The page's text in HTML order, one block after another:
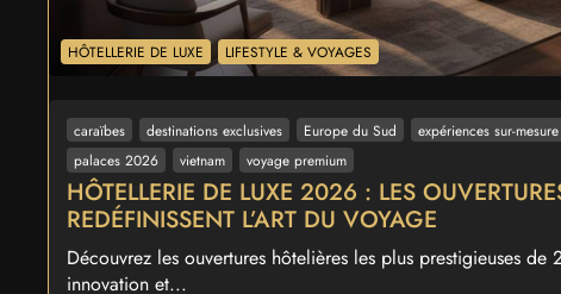
HÔTELLERIE DE LUXE LIFESTYLE & VOYAGES
caraïbes destinations exclusives Europe du Sud expériences sur-mesure
palaces 2026
vietnam voyage premium
HÔTELLERIE DE LUXE 2026 : LES
REDÉFINISSENT L’ART DU VOYAGE
Découvrez les ouvertures hôtelières les plus prestigieuses
innovation et...